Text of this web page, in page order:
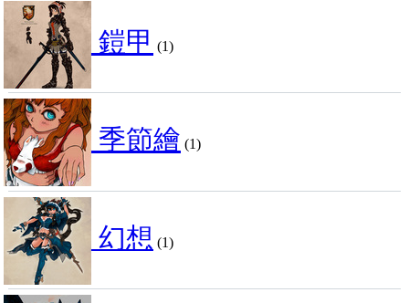
鎧甲 (1)
季節繪 (1)
幻想 (1)